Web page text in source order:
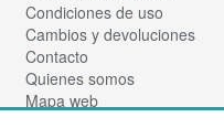
Condiciones de uso
Cambios y devoluciones
Contacto
Quienes somos
Mapa web